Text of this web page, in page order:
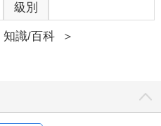
級別
知識/百科
＞